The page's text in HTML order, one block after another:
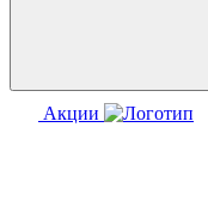
Акции